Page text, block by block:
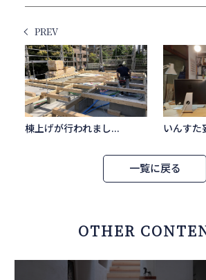
PREV
棟上げが行われまし... いんすた
一覧に戻る
OTHER